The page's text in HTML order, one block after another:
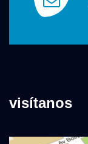
visítanos